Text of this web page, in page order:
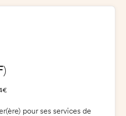
tenue de
de sécurité sont
pour un(e)
pour ses services de